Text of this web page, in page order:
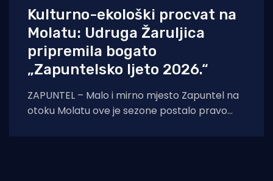
Kulturno-ekološki procvat na
Molatu: Udruga Žaruljica
pripremila bogato
„Zapuntelsko ljeto 2026.“
ZAPUNTEL – Malo i mirno mjesto Zapuntel na
otoku Molatu ove je sezone postalo pravo